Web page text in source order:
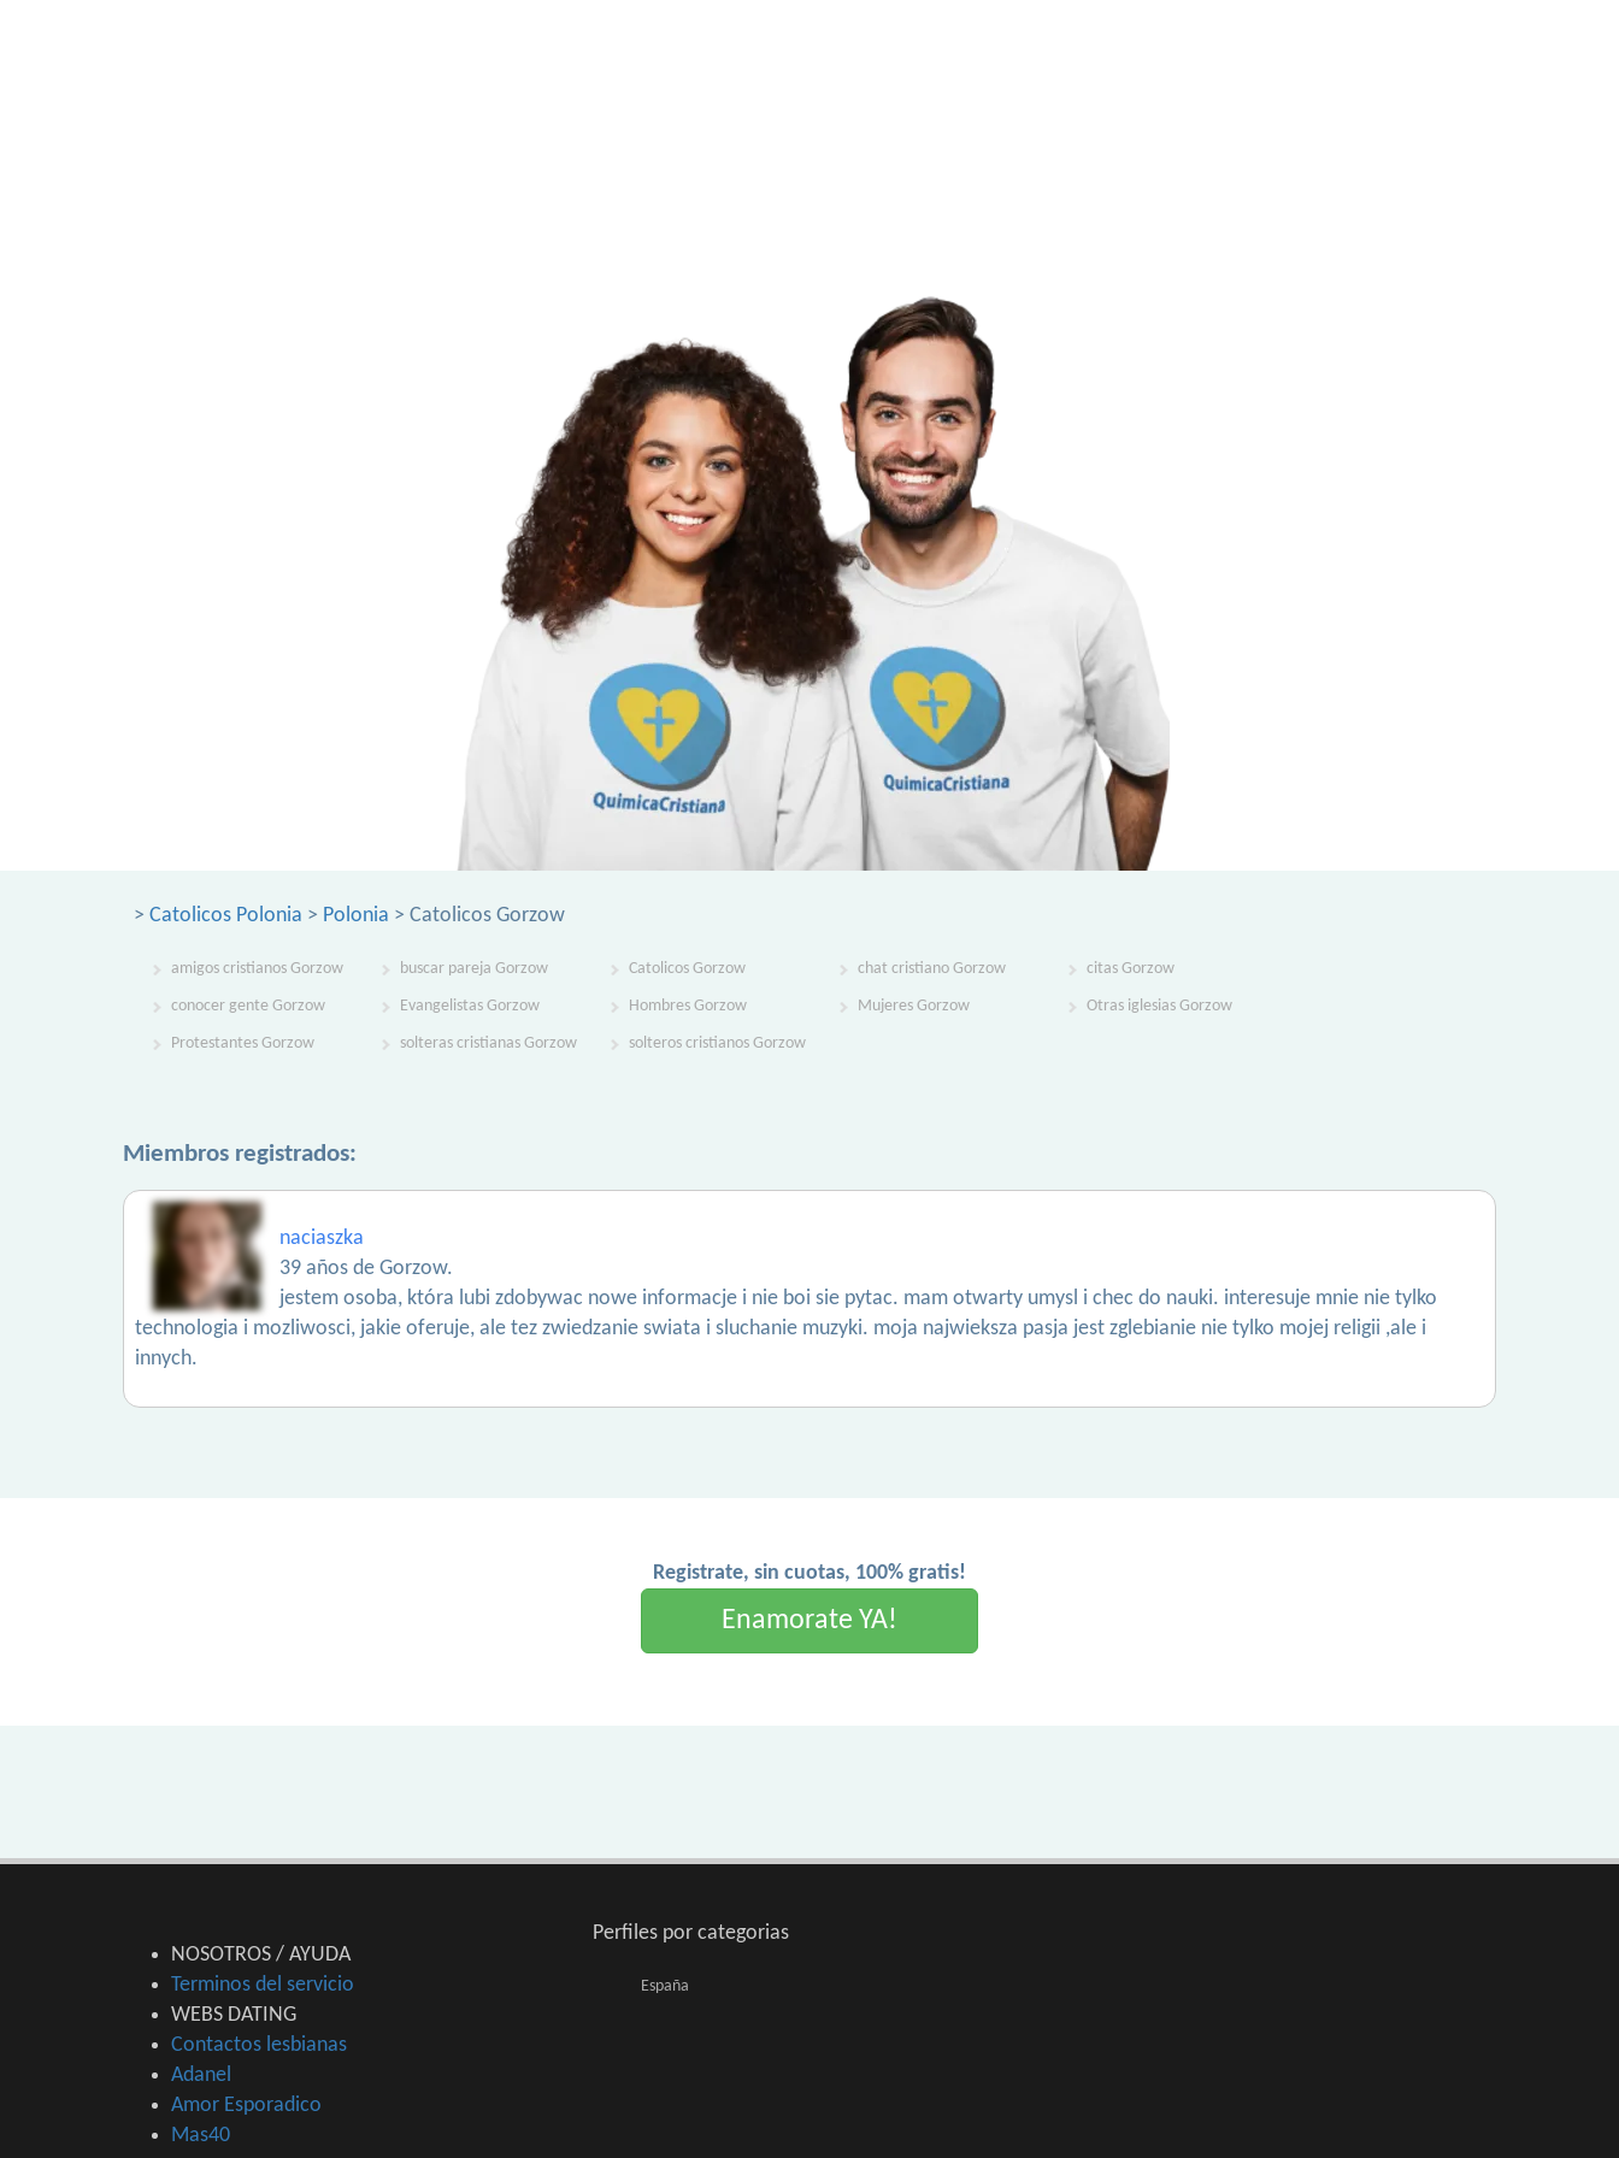
> Catolicos Polonia > Polonia > Catolicos Gorzow
amigos cristianos Gorzow buscar pareja Gorzow Catolicos Gorzow chat cristiano Gorzow citas Gorzow
conocer gente Gorzow Evangelistas Gorzow Hombres Gorzow Mujeres Gorzow Otras iglesias Gorzow
Protestantes Gorzow solteras cristianas Gorzow solteros cristianos Gorzow
Miembros registrados:
naciaszka
39 años de Gorzow.
jestem osoba, która lubi zdobywac nowe informacje i nie boi sie pytac. mam otwarty umysl i chec do nauki. interesuje mnie nie tylko
technologia i mozliwosci, jakie oferuje, ale tez zwiedzanie swiata i sluchanie muzyki. moja najwieksza pasja jest zglebianie nie tylko mojej religii ,ale i
innych.
Registrate, sin cuotas, 100% gratis!
Enamorate YA!
NOSOTROS / AYUDA
Terminos del servicio
WEBS DATING
Contactos lesbianas
Adanel
Amor Esporadico
Mas40
Perfiles por categorias
España